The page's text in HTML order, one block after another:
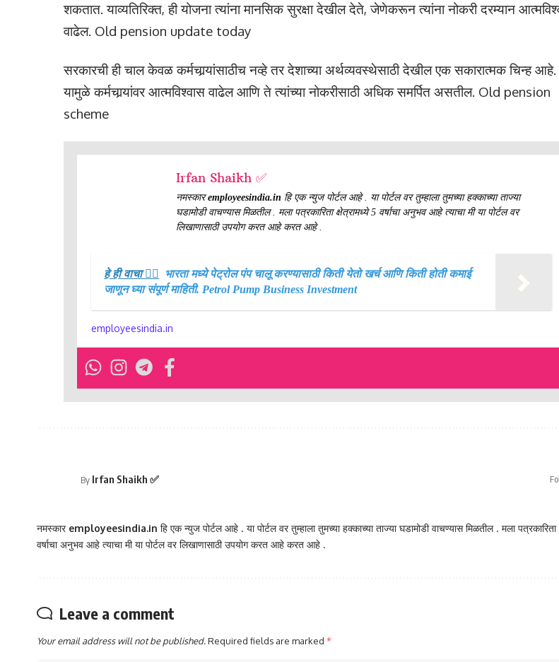
शकतात. याव्यतिरिक्त, ही योजना त्यांना मानसिक सुरक्षा देखील देते, जेणेकरून त्यांना नोकरी दरम्यान
वाढेल. Old pension update today
सरकारची ही चाल केवळ कर्मचार्‍यांसाठीच नव्हे तर देशाच्या अर्थव्यवस्थेसाठी देखील एक सकारात्मक चिन्ह आहे.
यामुळे कर्मचार्‍यांवर आत्मविश्वास वाढेल आणि ते त्यांच्या नोकरीसाठी अधिक समर्पित असतील. Old pension
scheme
Irfan Shaikh ✅
नमस्कारemployeesindia.in हि एक न्युज पोर्टल आहे . या पोर्टल वर तुम्हाला तुमच्या हक्काच्या ताज्या
घडामोडी वाचण्यास मिळतील . मला पत्रकारिता क्षेत्रामध्ये 5 वर्षाचा अनुभव आहे त्याचा मी या पोर्टल वर
लिखाणासाठी उपयोग करत आहे करत आहे .
हे ही वाचा 👉🏻
भारता मध्ये पेट्रोल पंप चालू करण्यासाठी किती येतो खर्च आणि किती होती कमाई
जाणून घ्या संपूर्ण माहिती. Petrol Pump Business Investment
employeesindia.in
By Irfan Shaikh ✅
नमस्कार employeesindia.in हि एक न्युज पोर्टल आहे . या पोर्टल वर तुम्हाला तुमच्या हक्काच्या ताज्या घडामोडी वाचण्यास मिळतील . मला पत्रकारिता
वर्षाचा अनुभव आहे त्याचा मी या पोर्टल वर लिखाणासाठी उपयोग करत आहे करत आहे .
Leave a comment
Your email address will not be published.Required fields are marked *